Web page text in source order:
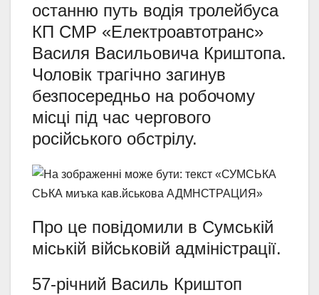
останню путь водія тролейбуса
КП СМР «Електроавтотранс»
Василя Васильовича Криштопа.
Чоловік трагічно загинув
безпосередньо на робочому
місці під час чергового
російського обстрілу.
Про це повідомили в Сумській
міській військовій адміністрації.
57-річний Василь Криштоп